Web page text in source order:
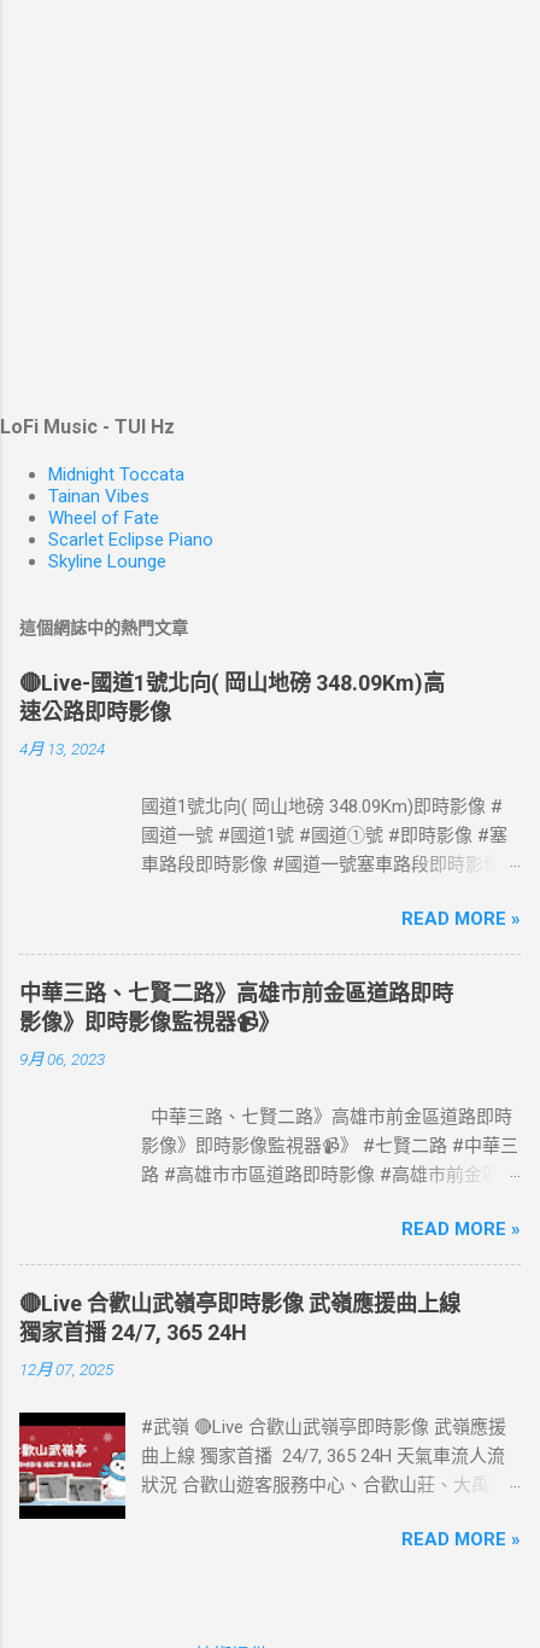
LoFi Music - TUI Hz
Midnight Toccata
Tainan Vibes
Wheel of Fate
Scarlet Eclipse Piano
Skyline Lounge
這個網誌中的熱門文章
🔴Live-國道1號北向( 岡山地磅 348.09Km)高
速公路即時影像
4月 13, 2024
國道1號北向( 岡山地磅 348.09Km)即時影像 #
國道一號 #國道1號 #國道①號 #即時影像 #塞
車路段即時影像 #國道一號塞車路段即時影像 #
#國道1號塞車路段 #Taiwan #Live #freeway #
高速公路即時影像 #高速公路 即時了解路況，
以免塞車。 影像資料來源：交通部高速公路局
政府網站資料開放宣告
https://www.freeway.gov.tw/Publish.aspx?
READ MORE »
中華三路、七賢二路》高雄市前金區道路即時
影像》即時影像監視器📹》
9月 06, 2023
中華三路、七賢二路》高雄市前金區道路即時
影像》即時影像監視器📹》 #七賢二路 #中華三
路 #高雄市市區道路即時影像 #高雄市前金區道
READ MORE »
🔴Live 合歡山武嶺亭即時影像 武嶺應援曲上線
獨家首播 24/7, 365 24H
12月 07, 2025
#武嶺 🔴Live 合歡山武嶺亭即時影像 武嶺應援
曲上線 獨家首播 24/7, 365 24H 天氣車流人流
狀況 合歡山遊客服務中心、合歡山莊、大禹嶺
武嶺亭即時影像 #武嶺 合歡山武嶺即時影像 》
READ MORE »